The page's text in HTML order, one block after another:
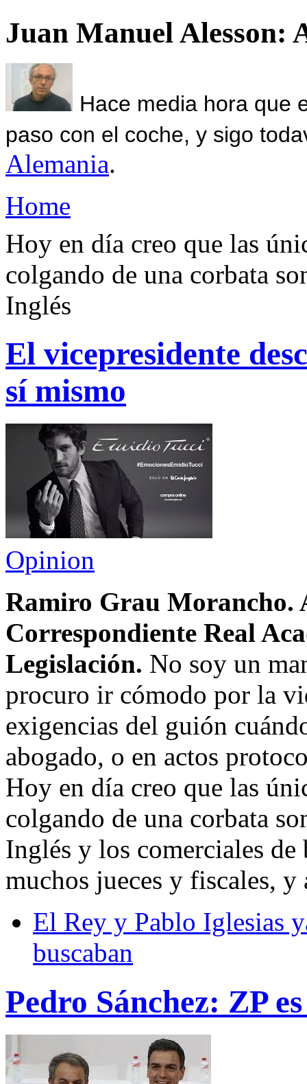
Juan Manuel Alesson:
Hace media hora que
paso con el coche, y sigo
Alemania.
Home
Hoy en día creo que las
colgando de una corbata
Inglés
El vicepresidente
sí mismo
Opinion
Ramiro Grau Morancho.
Correspondiente Real
Legislación. No soy un
procuro ir cómodo por la
exigencias del guión
abogado, o en actos
Hoy en día creo que las
colgando de una corbata
Inglés y los comerciales de
muchos jueces y fiscales,
El Rey y Pablo Iglesias
buscaban
Pedro Sánchez: ZP